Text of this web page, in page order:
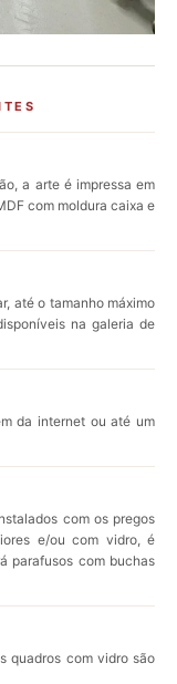
a arte é impressa em
com moldura caixa e
até o tamanho máximo
na galeria de
da internet ou até um
com os pregos
e/ou com vidro, é
parafusos com buchas
quadros com vidro são